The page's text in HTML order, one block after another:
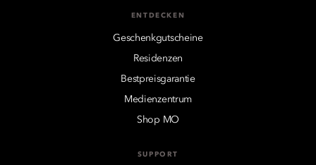
ENTDECKEN
Geschenkgutscheine
Residenzen
Bestpreisgarantie
Medienzentrum
Shop MO
SUPPORT